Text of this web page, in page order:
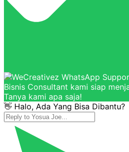
Bisnis Consultant kami siap
Tanya kami apa saja!
👋 Halo, Ada Yang Bisa Dibantu?